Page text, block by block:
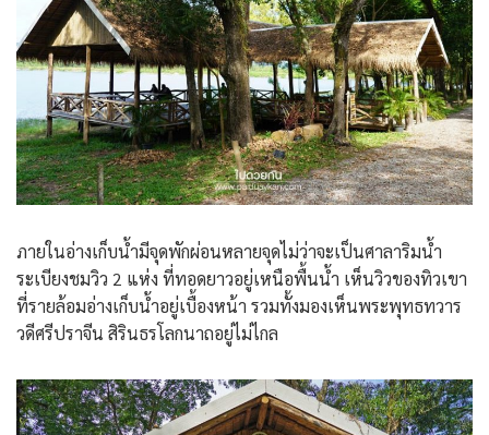
ภายในอ่างเก็บน้ำมีจุดพักผ่อนหลายจุดไม่ว่าจะเป็นศาลาริมน้ำ
ระเบียงชมวิว 2 แห่ง ที่ทอดยาวอยู่เหนือพื้นน้ำ เห็นวิวของทิวเขา
ที่รายล้อมอ่างเก็บน้ำอยู่เบื้องหน้า รวมทั้งมองเห็นพระพุทธทวาร
วดีศรีปราจีน สิรินธรโลกนาถอยู่ไม่ไกล